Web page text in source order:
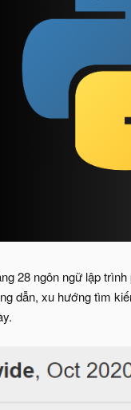
28 ngôn ngữ lập
dẫn, xu hướng tìm